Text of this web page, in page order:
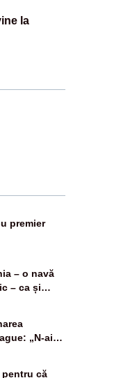
la
premier
– o navă
– ca și
36 de
„N-ai
lucrurile
că